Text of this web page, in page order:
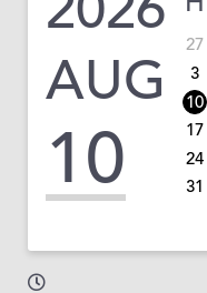
AUG
10
27
3
10
17
24
31